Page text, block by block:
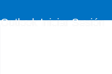
Outlook Iniciar Sesión